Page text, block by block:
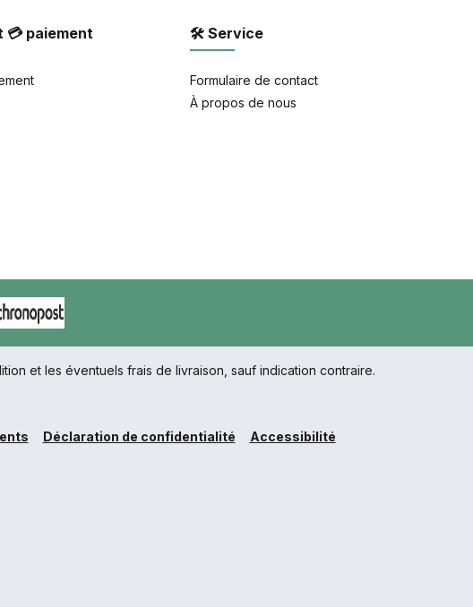
💳 paiement 🛠 Service
Formulaire de contact
À propos de nous
et les éventuels frais de livraison, sauf indication contraire.
Déclaration de confidentialité Accessibilité